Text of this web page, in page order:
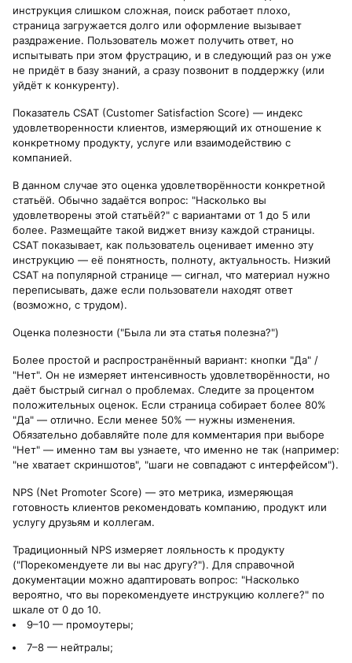
инструкция слишком сложная, поиск работает плохо,
страница загружается долго или оформление вызывает
раздражение. Пользователь может получить ответ, но
испытывать при этом фрустрацию, и в следующий раз он уже
не придёт в базу знаний, а сразу позвонит в поддержку (или
уйдёт к конкуренту).
Показатель CSAT (Customer Satisfaction Score) — индекс
удовлетворенности клиентов, измеряющий их отношение к
конкретному продукту, услуге или взаимодействию с
компанией.
В данном случае это оценка удовлетворённости конкретной
статьёй. Обычно задаётся вопрос: "Насколько вы
удовлетворены этой статьёй?" с вариантами от 1 до 5 или
более. Размещайте такой виджет внизу каждой страницы.
CSAT показывает, как пользователь оценивает именно эту
инструкцию — её понятность, полноту, актуальность. Низкий
CSAT на популярной странице — сигнал, что материал нужно
переписывать, даже если пользователи находят ответ
(возможно, с трудом).
Оценка полезности ("Была ли эта статья полезна?")
Более простой и распространённый вариант: кнопки "Да" /
"Нет". Он не измеряет интенсивность удовлетворённости, но
даёт быстрый сигнал о проблемах. Следите за процентом
положительных оценок. Если страница собирает более 80%
"Да" — отлично. Если менее 50% — нужны изменения.
Обязательно добавляйте поле для комментария при выборе
"Нет" — именно там вы узнаете, что именно не так (например:
"не хватает скриншотов", "шаги не совпадают с интерфейсом").
NPS (Net Promoter Score) — это метрика, измеряющая
готовность клиентов рекомендовать компанию, продукт или
услугу друзьям и коллегам.
Традиционный NPS измеряет лояльность к продукту
("Порекомендуете ли вы нас другу?"). Для справочной
документации можно адаптировать вопрос: "Насколько
вероятно, что вы порекомендуете инструкцию коллеге?" по
шкале от 0 до 10.
9–10 — промоутеры;
7–8 — нейтралы;